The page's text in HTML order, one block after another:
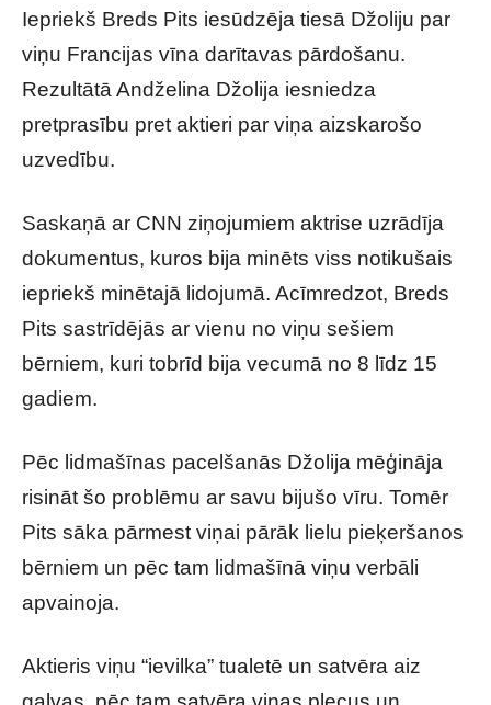
Iepriekš Breds Pits iesūdzēja tiesā Džoliju par
viņu Francijas vīna darītavas pārdošanu.
Rezultātā Andželina Džolija iesniedza
pretprasību pret aktieri par viņa aizskarošo
uzvedību.
Saskaņā ar CNN ziņojumiem aktrise uzrādīja
dokumentus, kuros bija minēts viss notikušais
iepriekš minētajā lidojumā. Acīmredzot, Breds
Pits sastrīdējās ar vienu no viņu sešiem
bērniem, kuri tobrīd bija vecumā no 8 līdz 15
gadiem.
Pēc lidmašīnas pacelšanās Džolija mēģināja
risināt šo problēmu ar savu bijušo vīru. Tomēr
Pits sāka pārmest viņai pārāk lielu pieķeršanos
bērniem un pēc tam lidmašīnā viņu verbāli
apvainoja.
Aktieris viņu “ievilka” tualetē un satvēra aiz